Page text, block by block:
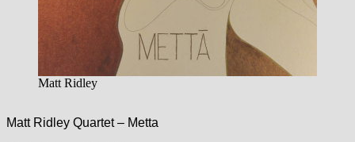
Matt Ridley
Matt Ridley Quartet – Metta